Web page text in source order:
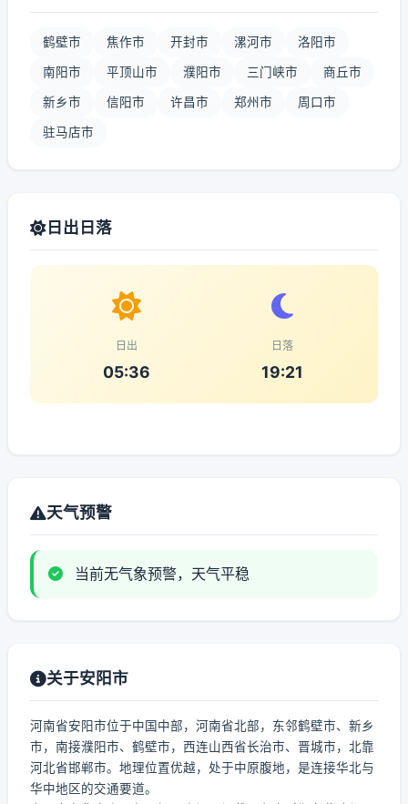
鹤壁市 焦作市 开封市 漯河市 洛阳市
南阳市 平顶山市 濮阳市 三门峡市 商丘市
新乡市 信阳市 许昌市 郑州市 周口市
驻马店市
日出日落
日出
05:36
日落
19:21
天气预警
当前无气象预警，天气平稳
关于安阳市
河南省安阳市位于中国中部，河南省北部，东邻鹤壁市、新乡
市，南接濮阳市、鹤壁市，西连山西省长治市、晋城市，北靠
河北省邯郸市。地理位置优越，处于中原腹地，是连接华北与
华中地区的交通要道。